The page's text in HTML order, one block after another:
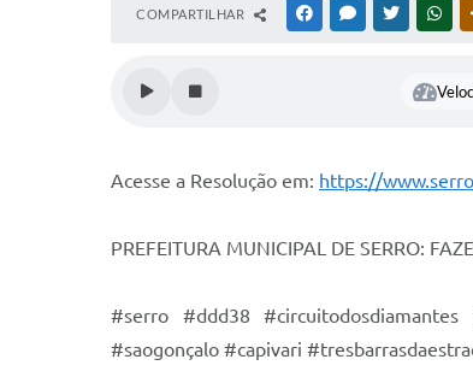
COMPARTILHAR FACEBOOKMESSENGER
TWITTER
Acesse a Resolução em: https://
PREFEITURA MUNICIPAL DE SERRO:
#serro #ddd38 #circuitodosdiamantes
#saogonçalo #capivari